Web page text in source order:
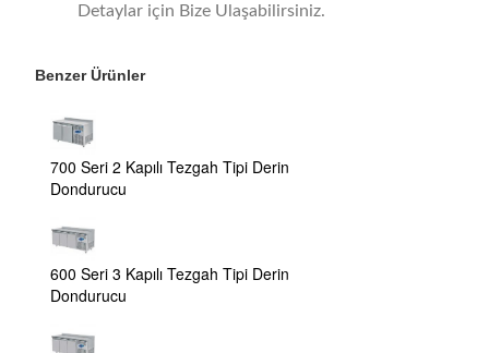
Detaylar için Bize Ulaşabilirsiniz.
Benzer Ürünler
700 Seri 2 Kapılı Tezgah Tipi Derin
Dondurucu
600 Seri 3 Kapılı Tezgah Tipi Derin
Dondurucu